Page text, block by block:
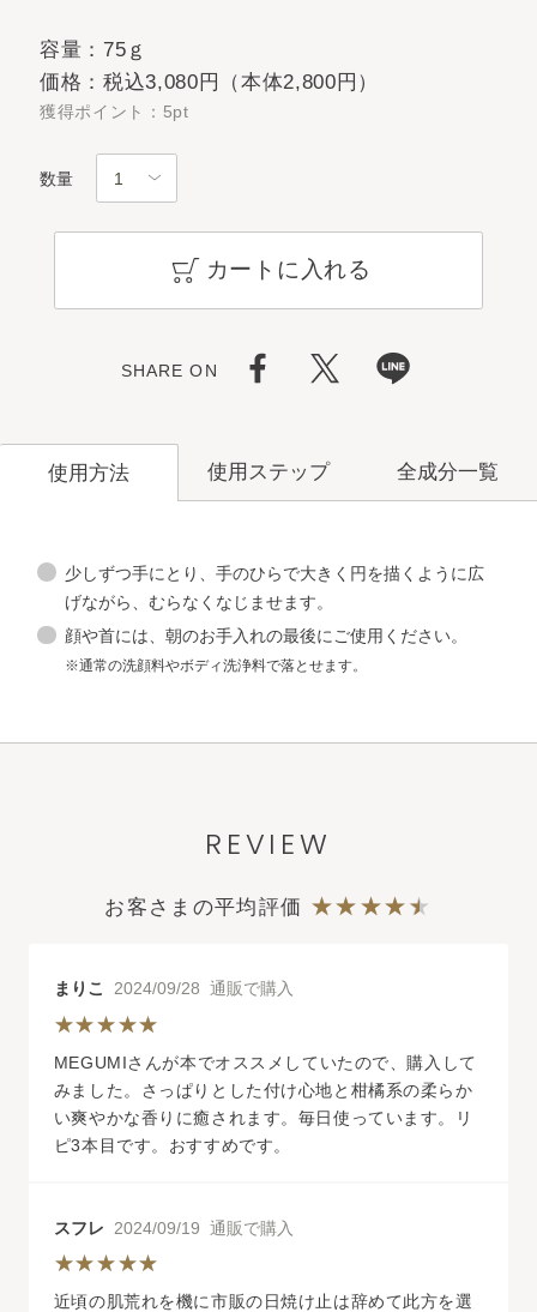
容量：75ｇ
価格：税込3,080円（本体2,800円）
獲得ポイント：5pt
数量
カートに入れる
SHARE ON
使用方法
少しずつ手にとり、手のひらで大きく円を描くように広
げながら、むらなくなじませます。
顔や首には、朝のお手入れの最後にご使用ください。
※通常の洗顔料やボディ洗浄料で落とせます。
使用ステップ
洗顔料
ェルα
全成分一覧
REVIEW
お客さまの平均評価
まりこ 2024/09/28 通販で購入
MEGUMIさんが本でオススメしていたので、購入して
みました。さっぱりとした付け心地と柑橘系の柔らか
い爽やかな香りに癒されます。毎日使っています。リ
ピ3本目です。おすすめです。
スフレ 2024/09/19 通販で購入
近頃の肌荒れを機に市販の日焼け止は辞めて此方を選